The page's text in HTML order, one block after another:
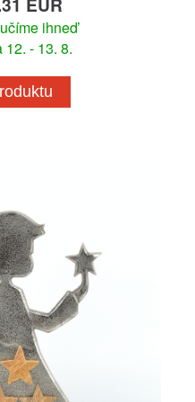
ihneď
12. - 13. 8.